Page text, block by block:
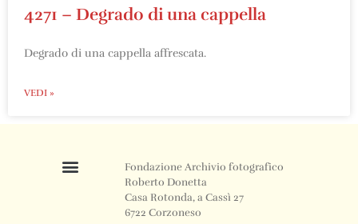
4271 – Degrado di una cappella
Degrado di una cappella affrescata.
VEDI »
Fondazione Archivio fotografico
Roberto Donetta
Casa Rotonda, a Cassì 27
6722 Corzoneso